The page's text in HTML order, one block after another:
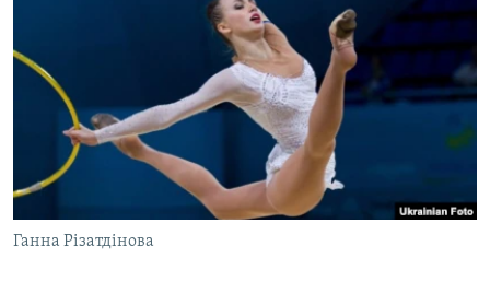
СПЕЦПРОЕКТИ
ДЕПОРТАЦІЯ
ВІДЕОУРОКИ «ELIFBE»
СВІДЧЕННЯ ОКУПАЦІЇ
УКРАЇНСЬКА ПРОБЛЕМА КРИМУ
ІНФОГРАФІКА
ЯК ОБІЙТИ БЛОКУВАННЯ
Русский
Qırımtatar
ДОЛУЧАЙСЯ!
Ганна Різатдінова